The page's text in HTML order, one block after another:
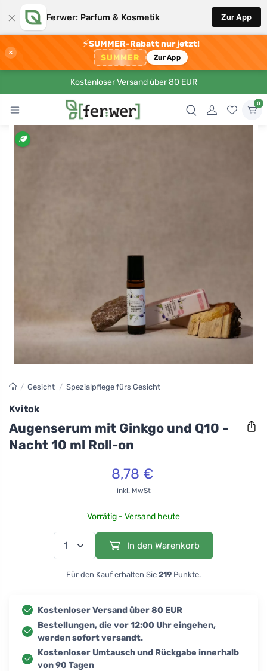
× Ferwer: Parfum & Kosmetik Zur App
×
⚡SUMMER-Rabatt nur jetzt!
SUMMER Zur App
Kostenloser Versand über 80 EUR
0
/ Gesicht / Spezialpflege fürs Gesicht
Kvitok
Augenserum mit Ginkgo und Q10 -
Nacht 10 ml Roll-on
8,78 €
inkl. MwSt
Vorrätig - Versand heute
In den Warenkorb
Für den Kauf erhalten Sie 219 Punkte.
Kostenloser Versand über 80 EUR
Bestellungen, die vor 12:00 Uhr eingehen,
werden sofort versandt.
Kostenloser Umtausch und Rückgabe innerhalb
von 90 Tagen